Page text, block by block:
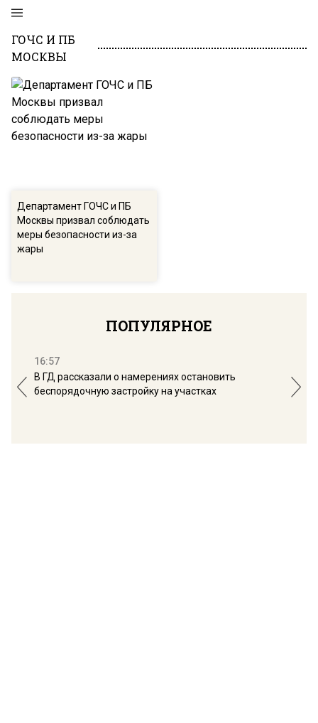
ГОЧС И ПБ
МОСКВЫ
Департамент ГОЧС и ПБ
Москвы призвал соблюдать
меры безопасности из-за
жары
ПОПУЛЯРНОЕ
16:57
В ГД рассказали о намерениях остановить
беспорядочную застройку на участках